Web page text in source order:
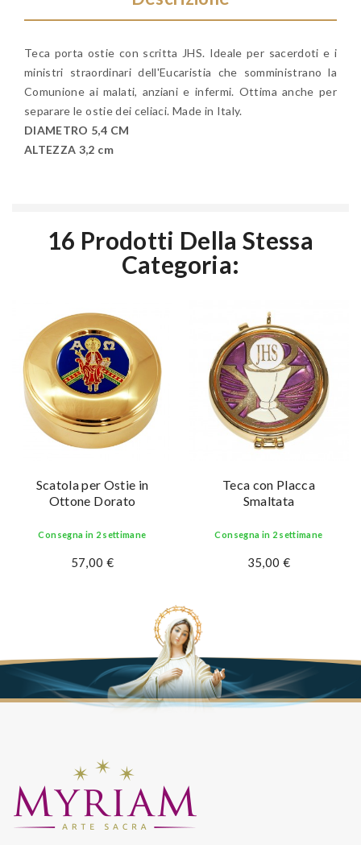
Teca porta ostie con scritta JHS. Ideale per sacerdoti e i
ministri straordinari dell'Eucaristia che somministrano la
Comunione ai malati, anziani e infermi. Ottima anche per
separare le ostie dei celiaci. Made in Italy.
DIAMETRO 5,4 CM
ALTEZZA 3,2 cm
16 Prodotti Della Stessa
Categoria:
Scatola per Ostie in
Ottone Dorato
Consegna in 2 settimane
57,00 €
Teca con Placca
Smaltata
Consegna in 2 settimane
35,00 €